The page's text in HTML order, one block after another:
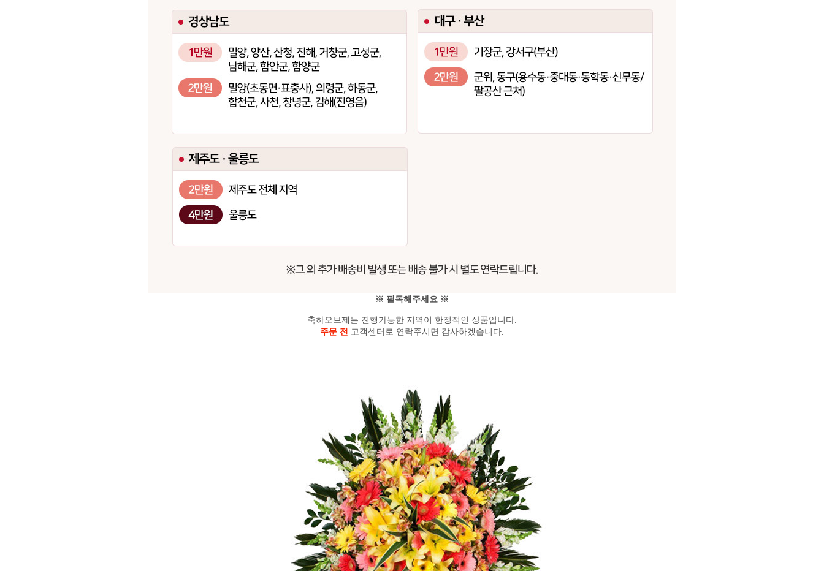
※ 필독해주세요 ※
축하오브제는 진행가능한 지역이 한정적인 상품입니다.
주문 전 고객센터로 연락주시면 감사하겠습니다.